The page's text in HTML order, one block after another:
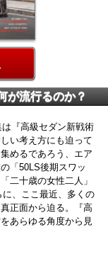
が流行るのか？
『高級セダン新戦術
い考え方にも迫って
めるであろう、エア
「50LS後期スワッ
二十歳の女性二人」
、ここ最近、多くの
正面から迫る。『高
あらゆる角度から見